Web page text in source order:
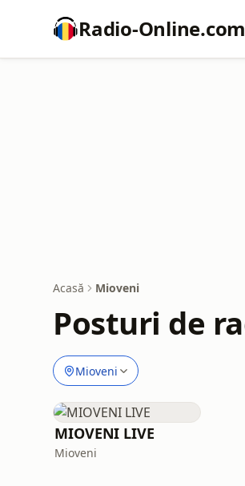
Radio-
Acasă Mioveni
Posturi de
Mioveni
MIOVENI LIVE
Mioveni